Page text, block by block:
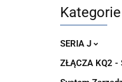
Kategorie
SERIA J
ZŁĄCZA KQ2 -